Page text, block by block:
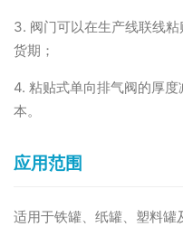
3. 阀门可以在生产线联线
货期；
4. 粘贴式单向排气阀的厚
本。
应用范围
适用于铁罐、纸罐、塑料罐